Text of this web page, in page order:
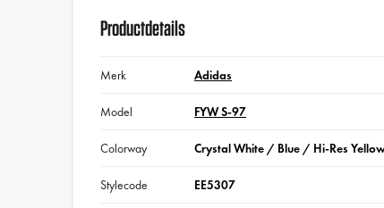
Productdetails
Merk Adidas
Model FYW S-97
Colorway Crystal White / Blue / Hi-Res
Stylecode EE5307